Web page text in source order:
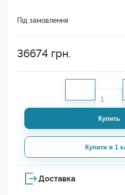
Під замовлення
36674 грн.
Купить
Купити в 1
Доставка